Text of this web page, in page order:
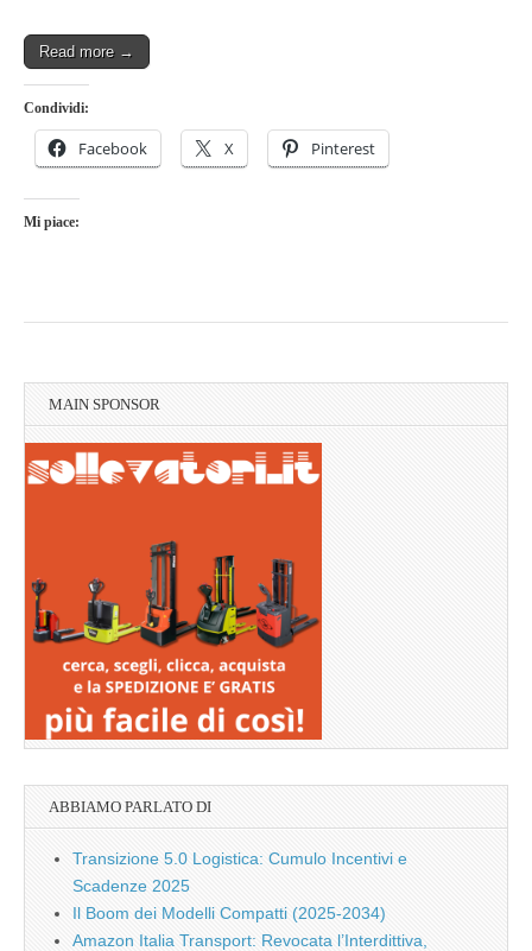
Read more →
Condividi:
Facebook X Pinterest
Mi piace:
MAIN SPONSOR
ABBIAMO PARLATO DI
Transizione 5.0 Logistica: Cumulo Incentivi e
Scadenze 2025
Il Boom dei Modelli Compatti (2025-2034)
Amazon Italia Transport: Revocata l’Interdittiva,